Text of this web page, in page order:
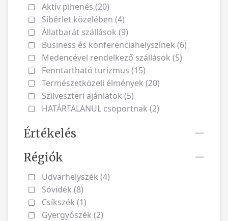
Aktív pihenés (20)
Síbérlet közelében (4)
Állatbarát szállások (9)
Business és konferenciahelyszínek (6)
Medencével rendelkező szállások (5)
Fenntartható turizmus (15)
Természetközeli élmények (20)
Szilveszteri ajánlatok (5)
HATÁRTALANUL csoportnak (2)
Értékelés
Régiók
Udvarhelyszék (4)
Sóvidék (8)
Csíkszék (1)
Gyergyószék (2)